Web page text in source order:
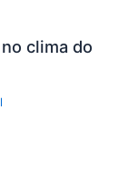
clima do